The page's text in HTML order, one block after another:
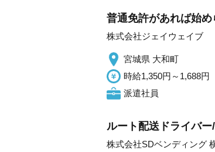
普通免許があれば始
株式会社ジェイウェイブ
宮城県 大和町
時給1,350円～1,688円
派遣社員
ルート配送ドライバ
株式会社SDベンディング